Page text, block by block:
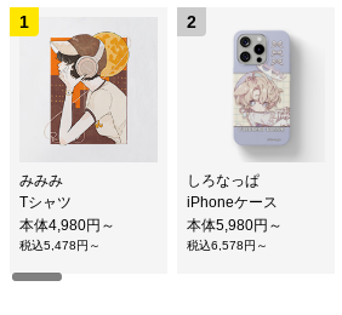
みみみ
Tシャツ
本体4,980円～
税込5,478円～
しろなっぱ
iPhoneケース
本体5,980円～
税込6,578円～